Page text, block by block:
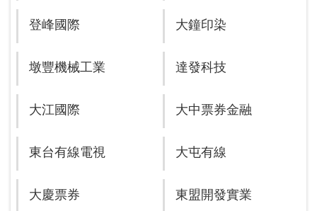
登峰國際 大鐘印染
墩豐機械工業 達發科技
大江國際 大中票券金融
東台有線電視 大屯有線
大慶票券 東盟開發實業